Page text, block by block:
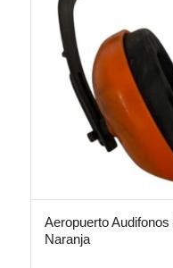
Aeropuerto
Naranja